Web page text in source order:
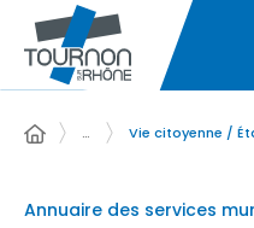
… Vie citoyenne /
Annuaire des services